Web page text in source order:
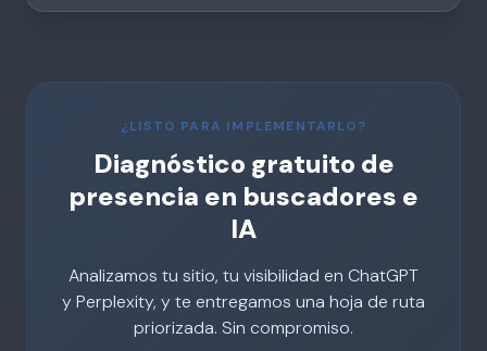
¿LISTO PARA IMPLEMENTARLO?
Diagnóstico gratuito de
presencia en buscadores e
IA
Analizamos tu sitio, tu visibilidad en ChatGPT
y Perplexity, y te entregamos una hoja de ruta
priorizada. Sin compromiso.